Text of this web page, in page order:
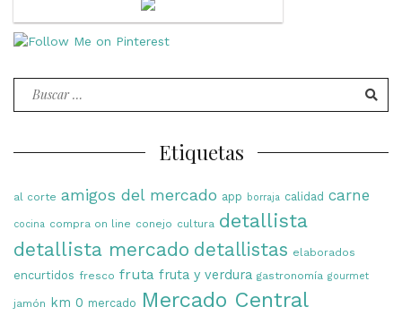
Buscar
Etiquetas
al corte amigos del mercado app borraja calidad carne
cocina compra on line conejo cultura detallista
detallista mercado detallistas elaborados
encurtidos fresco fruta fruta y verdura gastronomía gourmet
jamón km 0 mercado Mercado Central